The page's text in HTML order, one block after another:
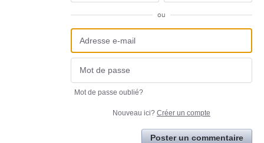
ou
Mot de passe oublié?
Nouveau ici? Créer un compte
Poster un commentaire